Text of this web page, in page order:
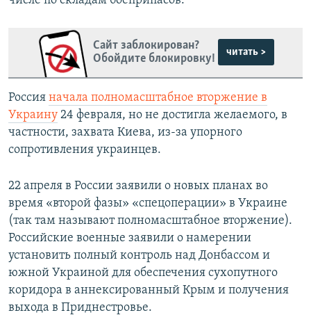
Сайт заблокирован?
Обойдите блокировку!
читать >
Россия начала полномасштабное вторжение в
Украину 24 февраля, но не достигла желаемого, в
частности, захвата Киева, из-за упорного
сопротивления украинцев.
22 апреля в России заявили о новых планах во
время «второй фазы» «спецоперации» в Украине
(так там называют полномасштабное вторжение).
Российские военные заявили о намерении
установить полный контроль над Донбассом и
южной Украиной для обеспечения сухопутного
коридора в аннексированный Крым и получения
выхода в Приднестровье.